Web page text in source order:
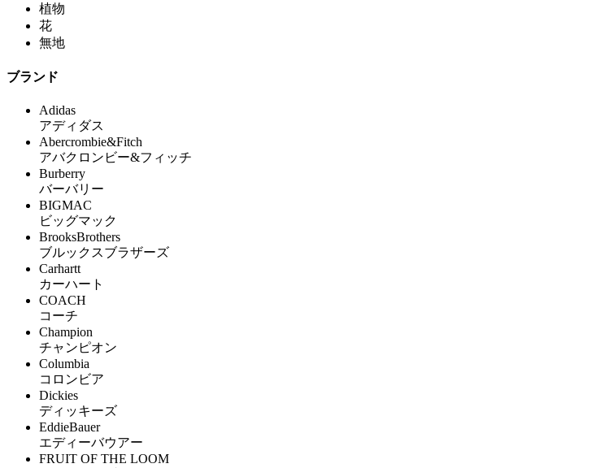
植物
花
無地
ブランド
Adidas
アディダス
Abercrombie&Fitch
アバクロンビー&フィッチ
Burberry
バーバリー
BIGMAC
ビッグマック
BrooksBrothers
ブルックスブラザーズ
Carhartt
カーハート
COACH
コーチ
Champion
チャンピオン
Columbia
コロンビア
Dickies
ディッキーズ
EddieBauer
エディーバウアー
FRUIT OF THE LOOM